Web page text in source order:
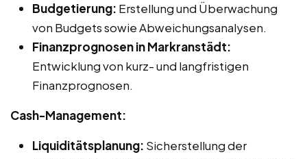
Budgetierung: Erstellung und Überwachung
von Budgets sowie Abweichungsanalysen.
Finanzprognosen in Markranstädt:
Entwicklung von kurz- und langfristigen
Finanzprognosen.
Cash-Management:
Liquiditätsplanung: Sicherstellung der